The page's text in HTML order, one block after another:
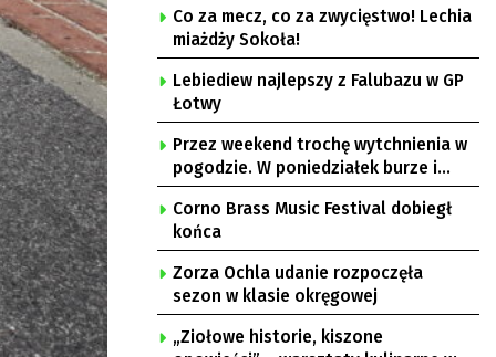
Co za mecz, co za zwycięstwo! Lechia
miażdży Sokoła!
Lebiediew najlepszy z Falubazu w GP
Łotwy
Przez weekend trochę wytchnienia w
pogodzie. W poniedziałek burze i
upał
Corno Brass Music Festival dobiegł
końca
Zorza Ochla udanie rozpoczęła
sezon w klasie okręgowej
„Ziołowe historie, kiszone